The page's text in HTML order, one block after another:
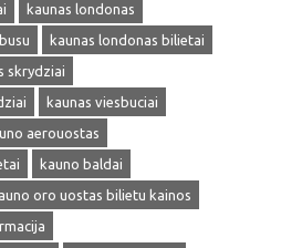
kaunas londonas
kaunas londonas bilietai
skrydziai
kaunas viesbuciai
aerouostas
kauno baldai
oro uostas bilietu kainos